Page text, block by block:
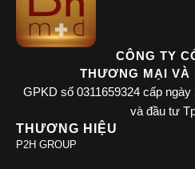
CÔNG TY
THƯƠNG MẠI VÀ
GPKD số 0311659324 cấp
và đầu tư
THƯƠNG HIỆU
P2H GROUP